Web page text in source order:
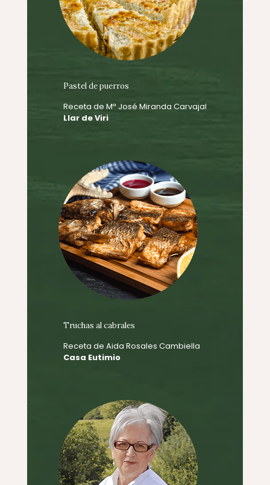
Pastel de puerros
Receta de Mª José Miranda Carvajal
Llar de Viri
Truchas al cabrales
Receta de Aida Rosales Cambiella
Casa Eutimio